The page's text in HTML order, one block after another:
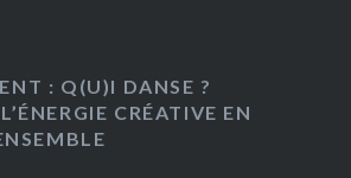
: Q(U)I DANSE ?
CRÉATIVE EN